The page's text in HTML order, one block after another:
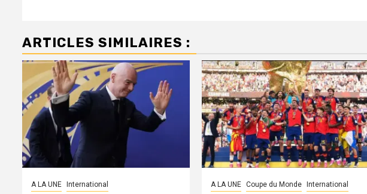
ARTICLES SIMILAIRES :
A LA UNE International A LA UNE Coupe du Monde International